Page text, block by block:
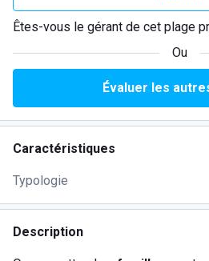
Êtes-vous le gérant de cet plage
Ou
Évaluer les
Caractéristiques
Typologie
Description